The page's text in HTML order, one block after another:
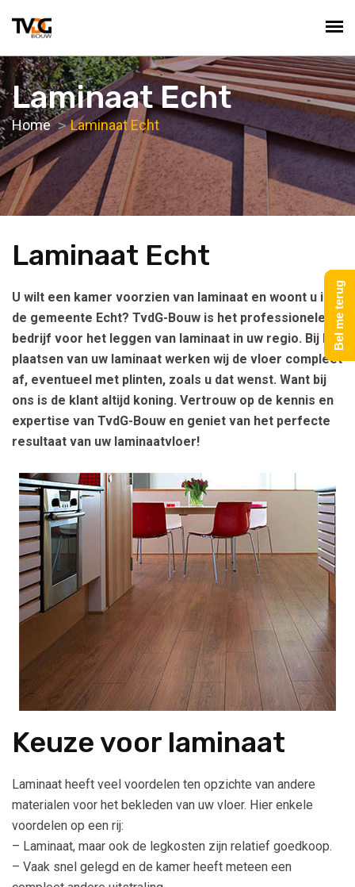
Laminaat Echt
Home Laminaat Echt
Laminaat Echt
U wilt een kamer voorzien van laminaat en woont u in
de gemeente Echt? TvdG-Bouw is het professionele
bedrijf voor het leggen van laminaat in uw regio. Bij het
plaatsen van uw laminaat werken wij de vloer compleet
af, eventueel met plinten, zoals u dat wenst. Want bij
ons is de klant altijd koning. Vertrouw op de kennis en
expertise van TvdG-Bouw en geniet van het perfecte
resultaat van uw laminaatvloer!
Keuze voor laminaat
Laminaat heeft veel voordelen ten opzichte van andere
materialen voor het bekleden van uw vloer. Hier enkele
voordelen op een rij:
– Laminaat, maar ook de legkosten zijn relatief goedkoop.
– Vaak snel gelegd en de kamer heeft meteen een
Bel me terug